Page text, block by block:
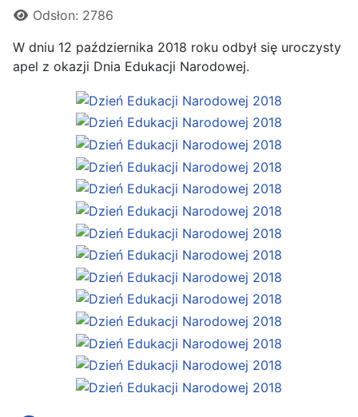
Odsłon: 2786
W dniu 12 października 2018 roku odbył się uroczysty
apel z okazji Dnia Edukacji Narodowej.